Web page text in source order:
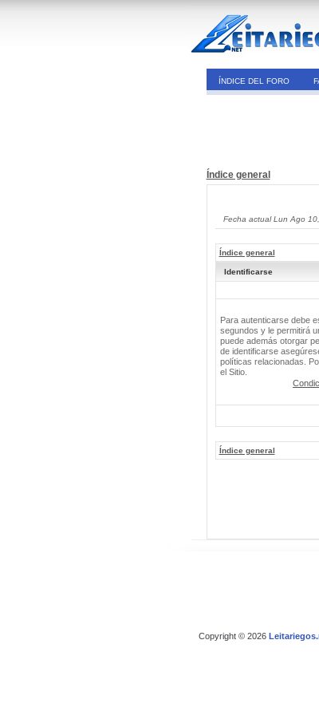
ÍNDICE DEL FORO
Índice general
Fecha actual Lun Ago
Índice general
Identificarse
Para autenticarse debe
segundos y le permitirá
puede además otorgar
de identificarse
políticas relacionadas.
el Sitio.
Índice general
Copyright © 2026